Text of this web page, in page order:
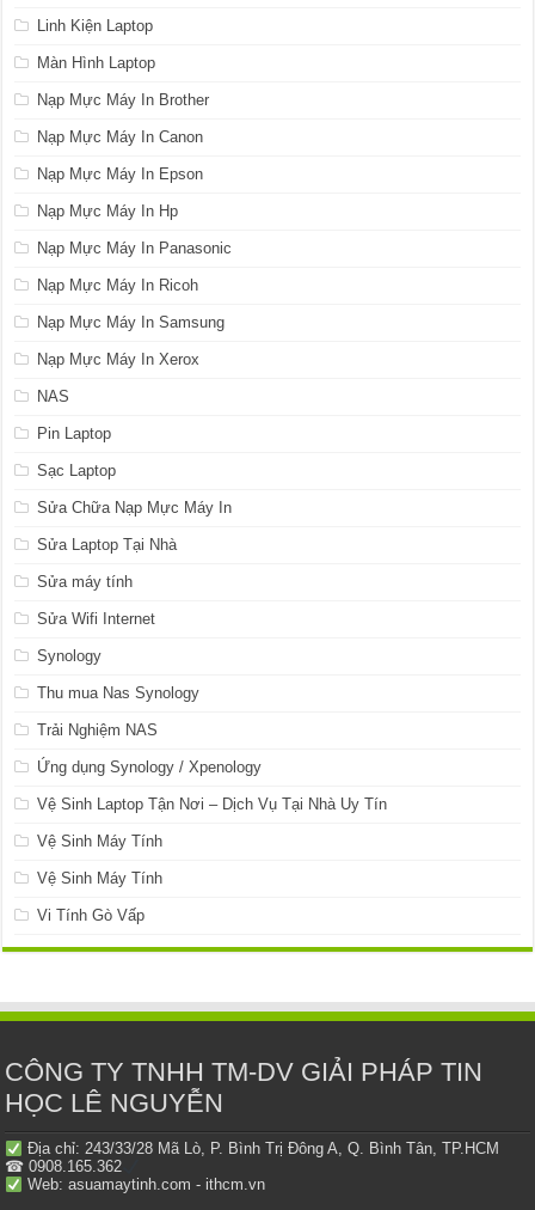
Linh Kiện Laptop
Màn Hình Laptop
Nạp Mực Máy In Brother
Nạp Mực Máy In Canon
Nạp Mực Máy In Epson
Nạp Mực Máy In Hp
Nạp Mực Máy In Panasonic
Nạp Mực Máy In Ricoh
Nạp Mực Máy In Samsung
Nạp Mực Máy In Xerox
NAS
Pin Laptop
Sạc Laptop
Sửa Chữa Nạp Mực Máy In
Sửa Laptop Tại Nhà
Sửa máy tính
Sửa Wifi Internet
Synology
Thu mua Nas Synology
Trải Nghiệm NAS
Ứng dụng Synology / Xpenology
Vệ Sinh Laptop Tận Nơi – Dịch Vụ Tại Nhà Uy Tín
Vệ Sinh Máy Tính
Vệ Sinh Máy Tính
Vi Tính Gò Vấp
CÔNG TY TNHH TM-DV GIẢI PHÁP TIN
HỌC LÊ NGUYỄN
Địa chỉ: 243/33/28 Mã Lò, P. Bình Trị Đông A, Q. Bình Tân, TP.HCM
☎ 0908.165.362
Web: asuamaytinh.com - ithcm.vn